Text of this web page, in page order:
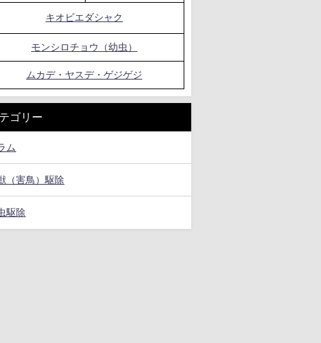
キオビエダシャク
モンシロチョウ（幼虫）
ムカデ・ヤスデ・ゲジゲジ
ゴリー
ム
（害鳥）駆除
駆除